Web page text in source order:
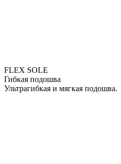
FLEX SOLE
Гибкая подошва
Ультрагибкая и мягкая подошва.